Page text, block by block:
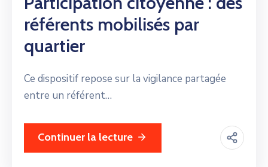
référents mobilisés par
quartier
Ce dispositif repose sur la vigilance partagée
entre un référent…
Continuer la lecture